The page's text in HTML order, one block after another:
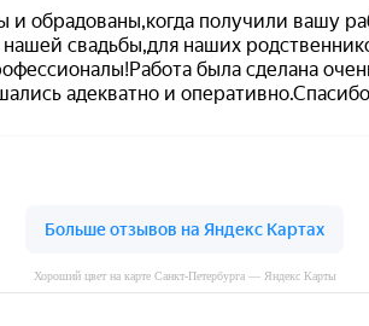
Хороший цвет на карте Санкт‑Петербурга — Яндекс Карты